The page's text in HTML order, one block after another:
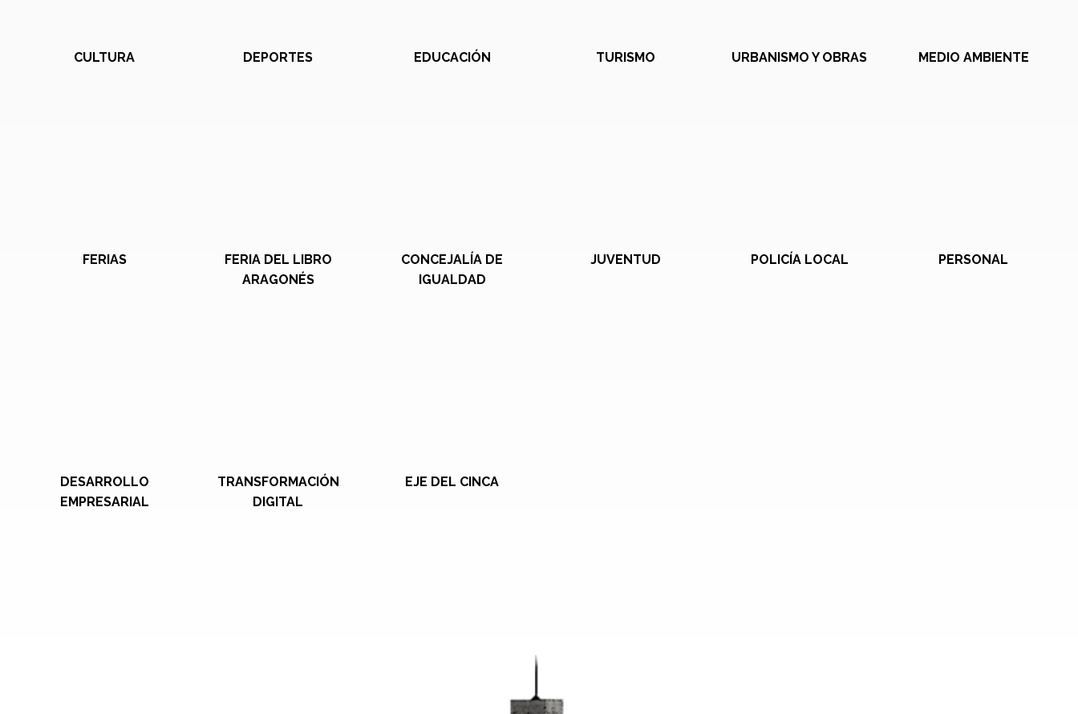
CULTURA DEPORTES EDUCACIÓN TURISMO URBANISMO Y OBRAS MEDIO AMBIENTE
FERIAS
FERIA DEL LIBRO
ARAGONÉS
CONCEJALÍA DE
IGUALDAD
JUVENTUD POLICÍA LOCAL PERSONAL
DESARROLLO
EMPRESARIAL
TRANSFORMACIÓN
DIGITAL
EJE DEL CINCA